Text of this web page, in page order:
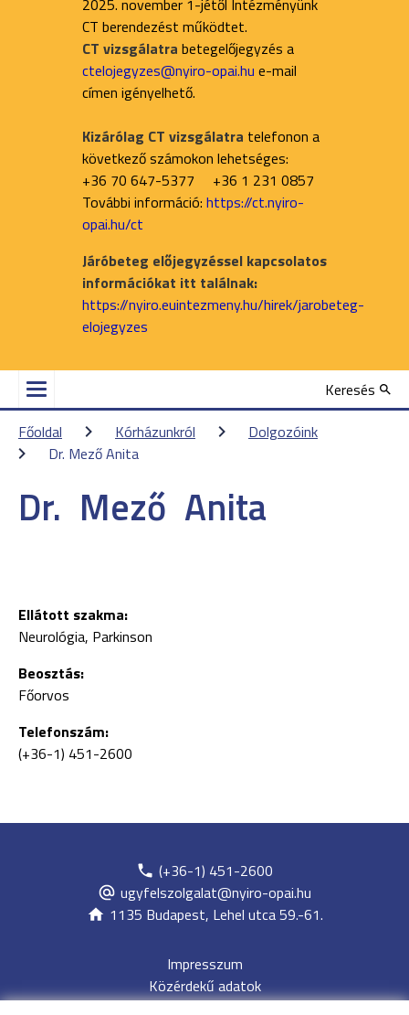
2025. november 1-jétől Intézményünk
CT berendezést működtet.
CT vizsgálatra betegelőjegyzés a
ctelojegyzes@nyiro-opai.hu e-mail
címen igényelhető.
Kizárólag CT vizsgálatra telefonon a
következő számokon lehetséges:
+36 70 647-5377 +36 1 231 0857
További információ: https://ct.nyiro-
opai.hu/ct
Járóbeteg előjegyzéssel kapcsolatos
információkat itt találnak:
https://nyiro.euintezmeny.hu/hirek/jarobeteg-
elojegyzes
Keresés
Főoldal
Kórházunkról
Dolgozóink
Dr. Mező Anita
Dr. Mező Anita
Ellátott szakma:
Neurológia, Parkinson
Beosztás:
Főorvos
Telefonszám:
(+36-1) 451-2600
(+36-1) 451-2600
ugyfelszolgalat@nyiro-opai.hu
1135 Budapest, Lehel utca 59.-61.
Impresszum
Közérdekű adatok
Adatvédelem